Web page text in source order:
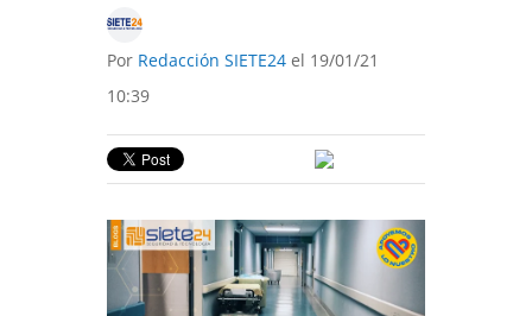
Por Redacción SIETE24 el 19/01/21
10:39